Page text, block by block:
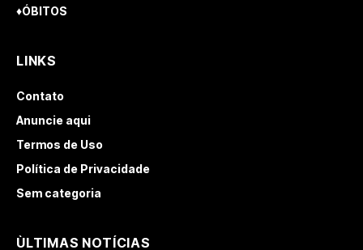
♦ÓBITOS
LINKS
Contato
Anuncie aqui
Termos de Uso
Política de Privacidade
Sem categoria
ÙLTIMAS NOTÍCIAS